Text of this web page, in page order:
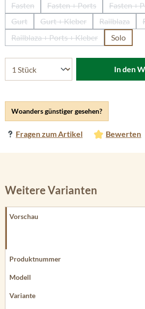
Woanders günstiger gesehen?
Fragen zum Artikel Bewerten
Fasten
(Diese Option ist zurzeit nicht
Fasten + Ports
(Diese Option ist
Fasten +
Gurt
(Diese Option ist zurzeit nicht verfügbar.)
Gurt + Kleber
(Diese Option ist zurzeit
Railblaza
(Diese
Railblaza + Ports + Kleber
(Diese Option ist zurzeit nicht
Solo
In den
Weitere Varianten